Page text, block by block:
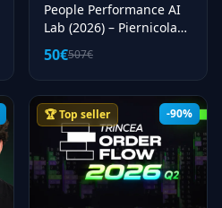
146
29
3
191
People Performance AI
Lab (2026) – Piernicola
de Maria
50€507€
-90%
🏆 Top seller